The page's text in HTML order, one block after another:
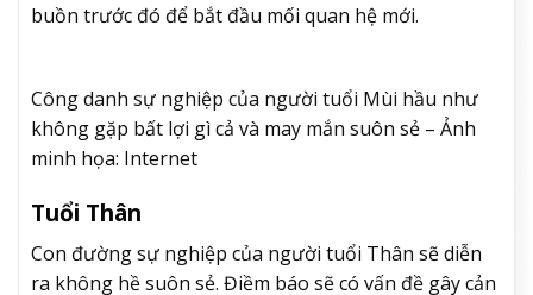
buồn trước đó để bắt đầu mối quan hệ mới.
Công danh sự nghiệp của người tuổi Mùi hầu như
không gặp bất lợi gì cả và may mắn suôn sẻ – Ảnh
minh họa: Internet
Tuổi Thân
Con đường sự nghiệp của người tuổi Thân sẽ diễn
ra không hề suôn sẻ. Điềm báo sẽ có vấn đề gây cản